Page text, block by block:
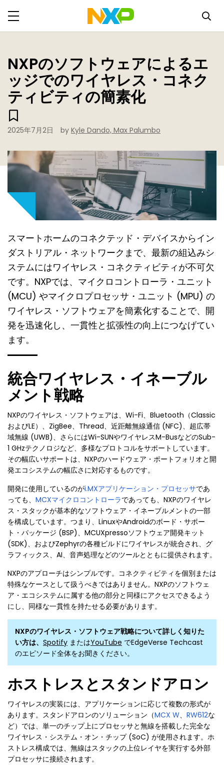
NXPのソフトウェアによるエ
ッジでのワイヤレス・コネク
ティビティの簡素化
2025年7月2日 by Kyle Dando, Max Palumbo
スマートホームのコネクテッド・デバイスからイン
ダストリアル・ネットワークまで、最新の組込みシ
ステムにはワイヤレス・コネクティビティが不可欠
です。NXPでは、マイクロコントローラ・ユニット
(MCU) やマイクロプロセッサ・ユニット (MPU) の
ワイヤレス・ソフトウェアを簡素化することで、開
発を迅速化し、一貫性と拡張性の向上につなげてい
ます。
統合ワイヤレス・イネーブル
メント戦略
NXPのワイヤレス・ソフトウェアは、Wi-Fi、Bluetooth（Classic
およびLE）、ZigBee、Thread、近距離無線通信 (NFC)、超広帯
域無線 (UWB)、さらにはWi-SUNやワイヤレスM-BusなどのSub-
1 GHzテクノロジなど、多様なプロトコルをサポートしています。
その幅広いサポートは、NXPのハードウェア・ポートフォリオと開
発エコシステムの幅広さに対応するものです。
開発に使用しているのがi.MXアプリケーション・プロセッサであ
っても、 MCXマイクロコントローラであっても、NXPのワイヤレ
ス・スタックが基本的なソフトウェア・イネーブルメントの一部
を構成しています。つまり、LinuxやAndroidのボード・サポー
ト・パッケージ (BSP)、MCUXpressoソフトウェア開発キット
(SDK)、およびZephyrの各種ビルドにワイヤレスが統合され、グ
ラフィックス、AI、音声処理などのツールとともに提供されます。
NXPのアプローチはシンプルです。コネクティビティを個別または
特殊なケースとして扱うべきではありません。NXPのソフトウェ
ア・エコシステムに属する他の部分と同様にアクセスできるよう
にし、同様な一貫性を持たせる必要があります。
NXPのワイヤレス・ソフトウェア戦略について詳しく知りた
い方は、 Spotify またはYouTube でEdgeVerse Techcast
のエピソード全体をお聞きください。
ホストレスとスタンドアロン
ワイヤレスの実装には、アプリケーションに応じて複数の形式が
あります。スタンドアロンのソリューション（MCX W、 RW612な
ど）では、単一のチップ上にプロセッサと無線を搭載した完全な
ワイヤレス・システム・オン・チップ (SoC) が使用されます。ホ
ストレス構成では、無線はスタックの上位レイヤを実行する外部
プロセッサに接続されます。